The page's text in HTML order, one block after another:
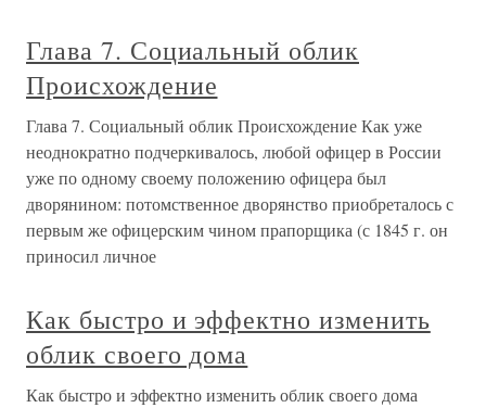
Глава 7. Социальный облик
Происхождение
Глава 7. Социальный облик Происхождение Как уже
неоднократно подчеркивалось, любой офицер в России
уже по одному своему положению офицера был
дворянином: потомственное дворянство приобреталось с
первым же офицерским чином прапорщика (с 1845 г. он
приносил личное
Как быстро и эффектно изменить
облик своего дома
Как быстро и эффектно изменить облик своего дома